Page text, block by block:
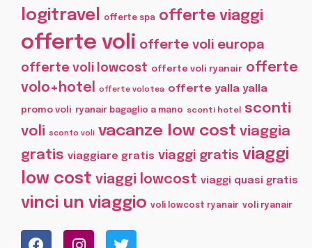
logitravel offerte spa offerte viaggi
offerte voli offerte voli europa
offerte voli lowcost offerte voli ryanair offerte
volo+hotel offerte volotea offerte yalla yalla
promo voli ryanair bagaglio a mano sconti hotel
sconti
voli
sconto voli vacanze low cost viaggia
gratis viaggiare gratis viaggi gratis viaggi
low cost viaggi lowcost viaggi quasi gratis
vinci un viaggio voli lowcost ryanair voli ryanair